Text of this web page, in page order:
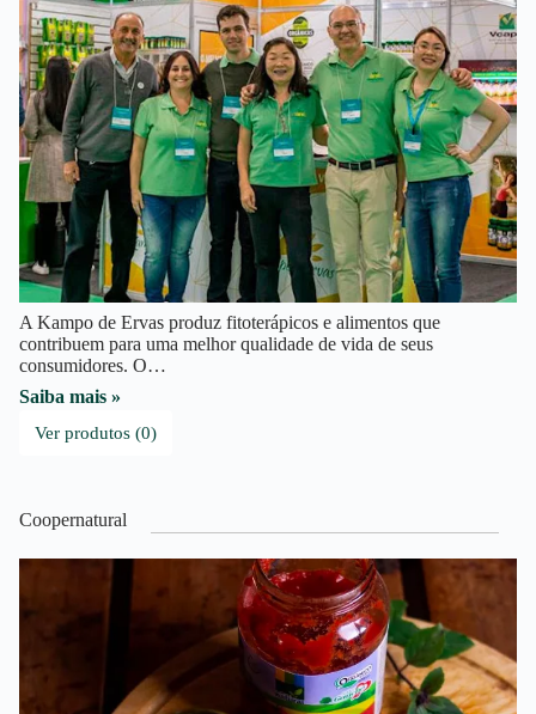
A Kampo de Ervas produz fitoterápicos e alimentos que
contribuem para uma melhor qualidade de vida de seus
consumidores. O…
Saiba mais »
Ver produtos (0)
Coopernatural